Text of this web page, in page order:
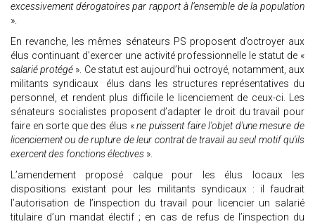
excessivement dérogatoires par rapport à l’ensemble de la population
».
En revanche, les mêmes sénateurs PS proposent d’octroyer aux
élus continuant d’exercer une activité professionnelle le statut de «
salarié protégé ». Ce statut est aujourd’hui octroyé, notamment, aux
militants syndicaux élus dans les structures représentatives du
personnel, et rendent plus difficile le licenciement de ceux-ci. Les
sénateurs socialistes proposent d’adapter le droit du travail pour
faire en sorte que des élus «ne puissent faire l'objet d'une mesure de
licenciement ou de rupture de leur contrat de travail au seul motif qu'ils
exercent des fonctions électives ».
L’amendement proposé calque pour les élus locaux les
dispositions existant pour les militants syndicaux : il faudrait
l’autorisation de l’inspection du travail pour licencier un salarié
titulaire d’un mandat électif ; en cas de refus de l’inspection du